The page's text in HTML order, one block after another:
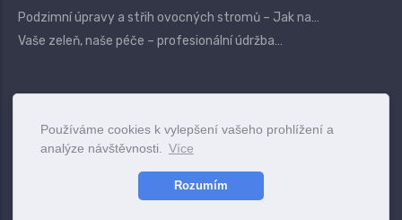
Používáme cookies k vylepšení vašeho prohlížení a
analýze návštěvnosti.
Více
Rozumím
Podzimní úpravy a střih ovocných stromů – Jak na…
Vaše zeleň, naše péče – profesionální údržba…
www.vszahrady.cz